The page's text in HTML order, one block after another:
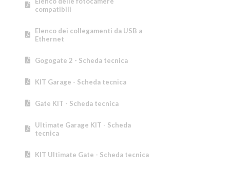
compatibili
Elenco dei collegamenti da USB a
Ethernet
Gogogate 2 - Scheda tecnica
KIT Garage - Scheda tecnica
Gate KIT - Scheda tecnica
Ultimate Garage KIT - Scheda
tecnica
KIT Ultimate Gate - Scheda tecnica